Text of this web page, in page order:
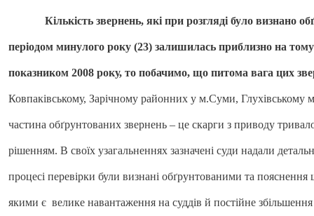
Кількість звернень, які при розгляді було визнано
періодом минулого року (23) залишилась приблизно на
показником 2008 року, то побачимо, що питома вага цих
Ковпаківському, Зарічному районних у м.Суми, Глухівському
частина обґрунтованих звернень – це скарги з приводу
рішенням. В своїх узагальненнях зазначені суди надали
процесі перевірки були визнані обґрунтованими та
якими є велике навантаження на суддів й постійне